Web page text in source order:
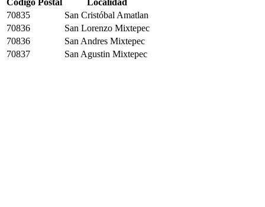
Código Postal
Localidad
70835
San Cristóbal Amatlan
70836
San Lorenzo Mixtepec
70836
San Andres Mixtepec
70837
San Agustin Mixtepec